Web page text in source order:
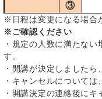
③
※日程は変更になる場合
※ご確認ください
・規定の人数に満たな
す。
・開講が決定しましたら
・キャンセルについては
・開講決定の連絡後に